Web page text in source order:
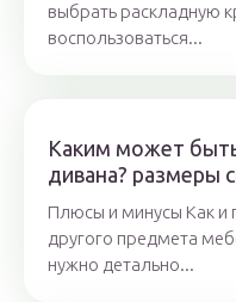
выбрать раскладную
воспользоваться...
Каким может
дивана? размеры
Плюсы и минусы Как и
другого предмета
нужно детально...